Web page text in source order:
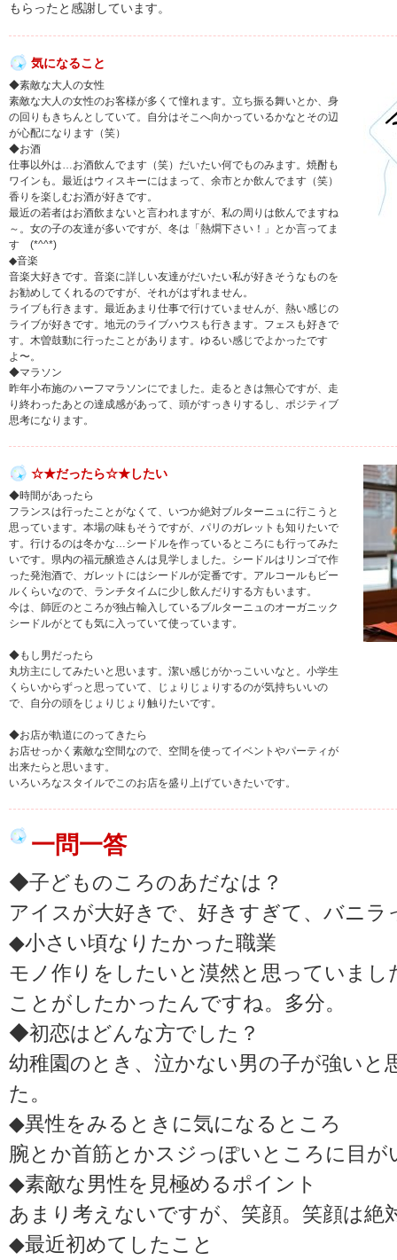
もらったと感謝しています。
気になること
◆素敵な大人の女性
素敵な大人の女性のお客様が多くて憧れます。立ち振る舞いとか、身
の回りもきちんとしていて。自分はそこへ向かっているかなとその辺
が心配になります（笑）
◆お酒
仕事以外は…お酒飲んでます（笑）だいたい何でものみます。焼酎も
ワインも。最近はウィスキーにはまって、余市とか飲んでます（笑）
香りを楽しむお酒が好きです。
最近の若者はお酒飲まないと言われますが、私の周りは飲んでますね
～。女の子の友達が多いですが、冬は「熱燗下さい！」とか言ってま
す (*^^*)
◆音楽
音楽大好きです。音楽に詳しい友達がだいたい私が好きそうなものを
お勧めしてくれるのですが、それがはずれません。
ライブも行きます。最近あまり仕事で行けていませんが、熱い感じの
ライブが好きです。地元のライブハウスも行きます。フェスも好きで
す。木曽鼓動に行ったことがあります。ゆるい感じでよかったです
よ〜。
◆マラソン
昨年小布施のハーフマラソンにでました。走るときは無心ですが、走
り終わったあとの達成感があって、頭がすっきりするし、ポジティブ
思考になります。
☆★だったら☆★したい
◆時間があったら
フランスは行ったことがなくて、いつか絶対ブルターニュに行こうと
思っています。本場の味もそうですが、パリのガレットも知りたいで
す。行けるのは冬かな…シードルを作っているところにも行ってみた
いです。県内の福元醸造さんは見学しました。シードルはリンゴで作
った発泡酒で、ガレットにはシードルが定番です。アルコールもビー
ルくらいなので、ランチタイムに少し飲んだりする方もいます。
今は、師匠のところが独占輸入しているブルターニュのオーガニック
シードルがとても気に入っていて使っています。
◆もし男だったら
丸坊主にしてみたいと思います。潔い感じがかっこいいなと。小学生
くらいからずっと思っていて、じょりじょりするのが気持ちいいの
で、自分の頭をじょりじょり触りたいです。
◆お店が軌道にのってきたら
お店せっかく素敵な空間なので、空間を使ってイベントやパーティが
出来たらと思います。
いろいろなスタイルでこのお店を盛り上げていきたいです。
一問一答
◆子どものころのあだなは？
アイスが大好きで、好きすぎて、バニ
◆小さい頃なりたかった職業
モノ作りをしたいと漠然と思っていまし
ことがしたかったんですね。多分。
◆初恋はどんな方でした？
幼稚園のとき、泣かない男の子が強いと
た。
◆異性をみるときに気になるところ
腕とか首筋とかスジっぽいところに目が
◆素敵な男性を見極めるポイント
あまり考えないですが、笑顔。笑顔は絶
◆最近初めてしたこと